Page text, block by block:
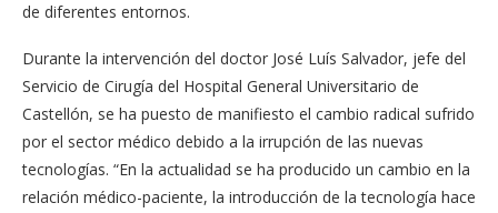
de diferentes entornos.
Durante la intervención del doctor José Luís Salvador, jefe del
Servicio de Cirugía del Hospital General Universitario de
Castellón, se ha puesto de manifiesto el cambio radical sufrido
por el sector médico debido a la irrupción de las nuevas
tecnologías. “En la actualidad se ha producido un cambio en la
relación médico-paciente, la introducción de la tecnología hace